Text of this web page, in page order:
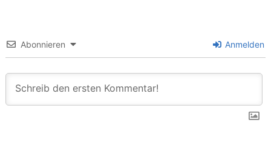
Abonnieren Anmelden